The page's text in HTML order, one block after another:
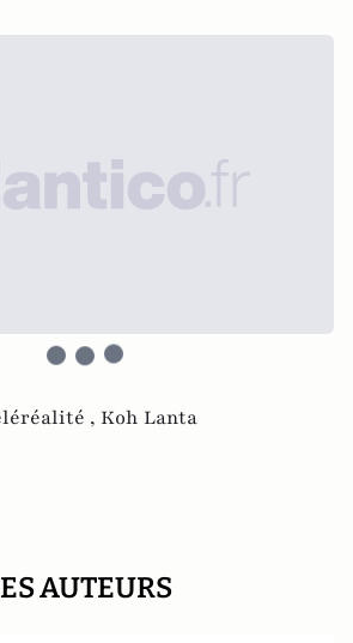
, Koh Lanta
AUTEURS